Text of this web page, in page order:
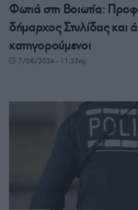
Φωτιά στη Βοιωτία:
δήμαρχος Στυλίδας και
κατηγορούμενοι
7/08/2026 - 11:25πμ